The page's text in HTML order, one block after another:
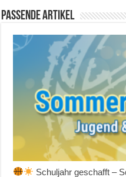
Passende Artikel
Schuljahr geschafft –